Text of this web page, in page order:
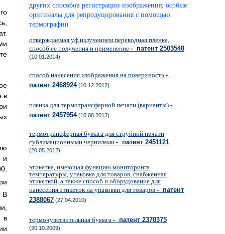
в
и
В
в
других способов регистрации изображения; особые
оригиналы для репродуцирования с помощью
термографии
отверждаемая уф излучением переводная пленка,
способ ее получения и применение - патент 2503548
(10.01.2014)
способ нанесения изображения на поверхность -
патент 2468924(10.12.2012)
пленка для термотрансферной печати (варианты) -
патент 2457954(10.08.2012)
термотрансферная бумага для струйной печати
сублимационными чернилами - патент 2451121
(20.05.2012)
этикетка, имеющая функцию мониторинга
температуры, упаковка для товаров, снабженная
этикеткой, а также способ и оборудование для
нанесения этикеток на упаковки для товаров - патент
2388067 (27.04.2010)
термочувствительная бумага - патент 2370375
(20.10.2009)